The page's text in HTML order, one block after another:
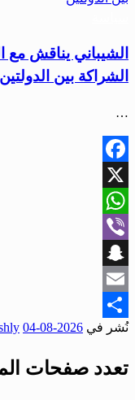
الشيباني يناقش مع
الشراكة بين الدولتين
…
Facebook
X
WhatsApp
Viber
Snapchat
Email
Share
نُشر في 2026-08-04
تعدد صفحات